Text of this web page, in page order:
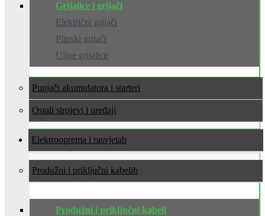
Grijalice i grijači
Električni grijači
Plinski grijači
Uljne grijalice
Punjači akumulatora i starteri
Ostali strojevi i uređaji
Elektrooprema i rasvjeta
Produžni i priključni kabeli
Produžni i priključni kabeli